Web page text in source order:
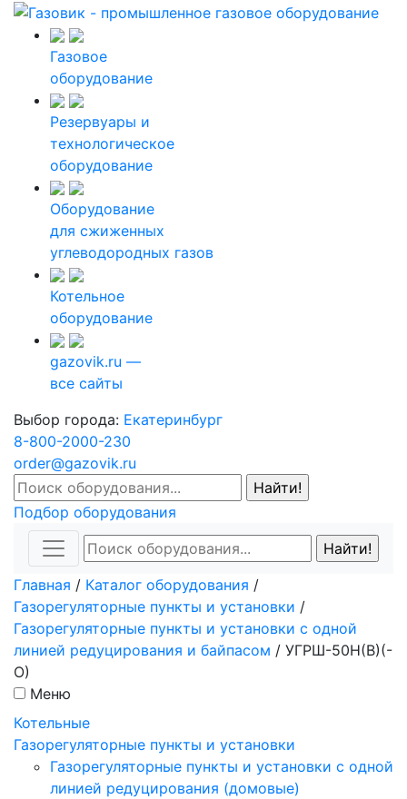
Газовое
оборудование
Резервуары и
технологическое
оборудование
Оборудование
для сжиженных
углеводородных газов
Котельное
оборудование
gazovik.ru —
все сайты
Выбор города: Екатеринбург
8-800-2000-230
order@gazovik.ru
Подбор оборудования
Главная / Каталог оборудования /
Газорегуляторные пункты и установки /
Газорегуляторные пункты и установки с одной
линией редуцирования и байпасом / УГРШ-50Н(В)(-
О)
Меню
Котельные
Газорегуляторные пункты и установки
Газорегуляторные пункты и установки с одной
линией редуцирования (домовые)